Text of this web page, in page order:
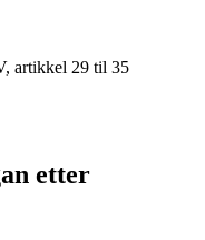
artikkel 29 til 35
etter